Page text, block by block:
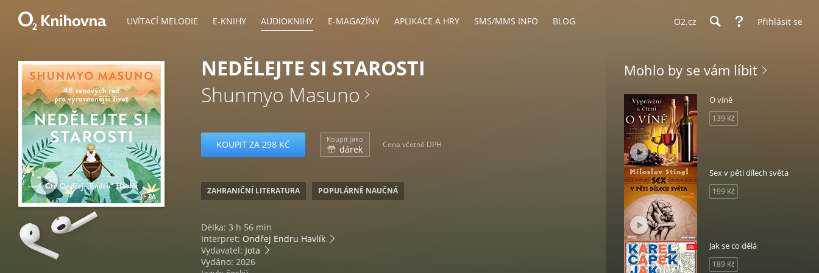
UVÍTACÍ MELODIE E-KNIHY AUDIOKNIHY E-MAGAZÍNY APLIKACE A HRY SMS/MMS INFO BLOG O2.cz Přihlásit se
NEDĚLEJTE SI STAROSTI
Shunmyo Masuno
KOUPIT ZA 298 KČ Koupit jako
dárek Cena včetně DPH
ZAHRANIČNÍ LITERATURA POPULÁRNĚ NAUČNÁ
Délka: 3 h 56 min
Interpret: Ondřej Endru Havlík
Vydavatel: Jota
Vydáno: 2026
Mohlo by se vám líbit
O víně
139 Kč
Sex v pěti dílech světa
199 Kč
Jak se co dělá
189 Kč